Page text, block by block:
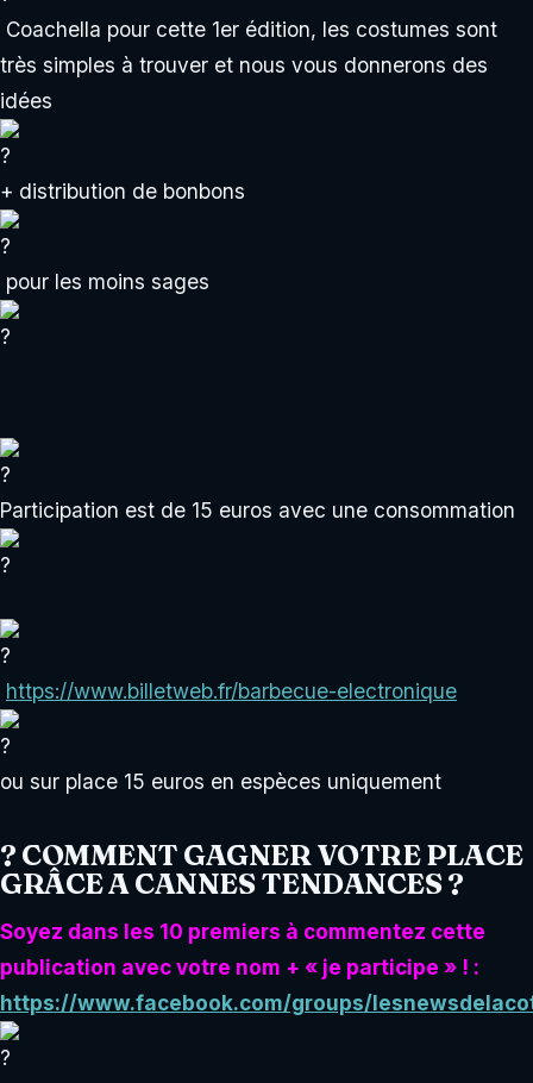
Coachella pour cette 1er édition, les costumes sont
très simples à trouver et nous vous donnerons des
idées
+ distribution de bonbons
pour les moins sages
Participation est de 15 euros avec une consommation
https://www.billetweb.fr/barbecue-electronique
ou sur place 15 euros en espèces uniquement
? COMMENT GAGNER VOTRE PLACE
GRÂCE A CANNES TENDANCES ?
Soyez dans les 10 premiers à commentez cette
publication avec votre nom + « je participe » ! :
https://www.facebook.com/groups/